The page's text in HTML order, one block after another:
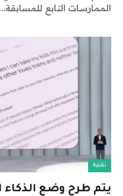
الممارسات التابع للمسابقة…
تقنية